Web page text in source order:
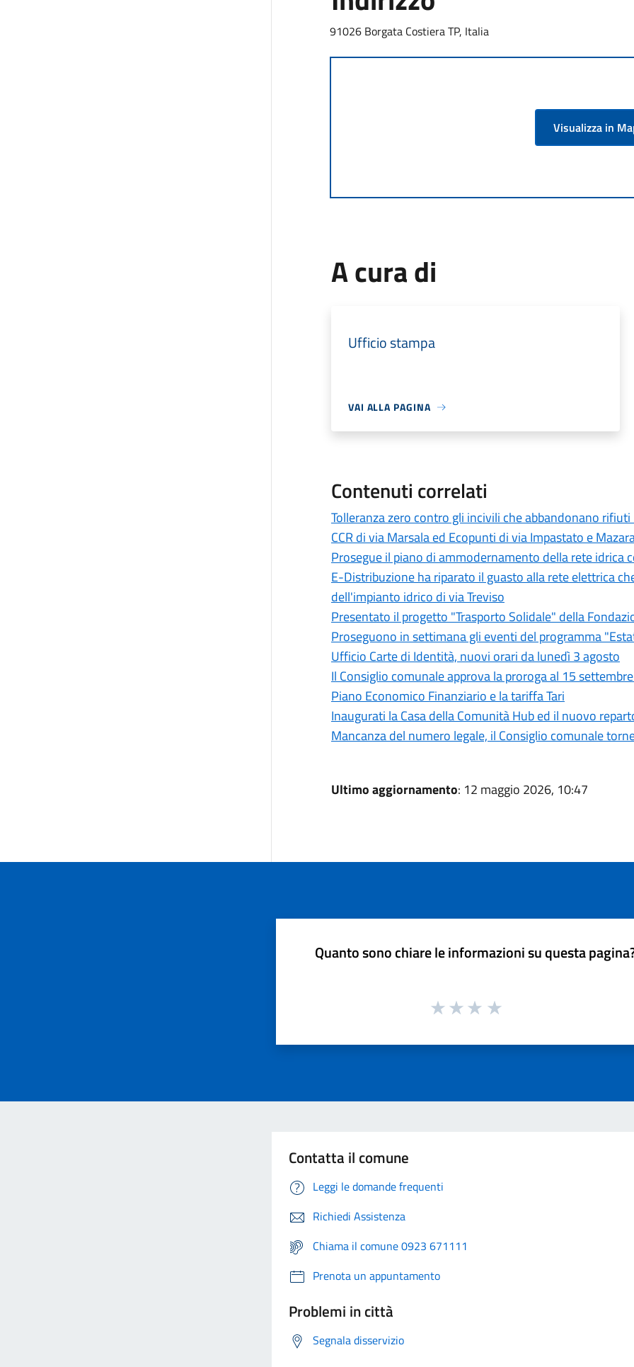
91026 Borgata Costiera TP, Italia
Visualizza in
A cura di
Ufficio stampa
VAI ALLA PAGINA
Contenuti correlati
Tolleranza zero contro gli incivili che abbandonano
CCR di via Marsala ed Ecopunti di via Impastato e
Prosegue il piano di ammodernamento della rete idrica
E-Distribuzione ha riparato il guasto alla rete elettrica
dell'impianto idrico di via Treviso
Presentato il progetto "Trasporto Solidale" della
Proseguono in settimana gli eventi del programma
Ufficio Carte di Identità, nuovi orari da lunedì 3 agosto
Il Consiglio comunale approva la proroga al 15
Piano Economico Finanziario e la tariffa Tari
Inaugurati la Casa della Comunità Hub ed il nuovo
Mancanza del numero legale, il Consiglio comunale
Ultimo aggiornamento: 12 maggio 2026, 10:47
Quanto sono chiare le informazioni su questa
Contatta il comune
Leggi le domande frequenti
Richiedi Assistenza
Chiama il comune 0923 671111
Prenota un appuntamento
Problemi in città
Segnala disservizio